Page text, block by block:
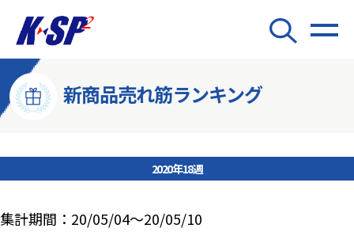
新商品売れ筋ランキング
2020年18週
集計期間：20/05/04～20/05/10